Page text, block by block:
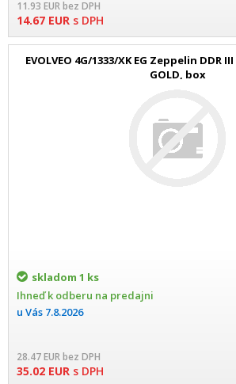
11.93 EURbez DPH
14.67 EUR s DPH
EVOLVEO 4G/1333/XK EG Zeppelin DDR III
GOLD, box
skladom 1 ks
Ihneď k odberu na predajni
u Vás 7.8.2026
28.47EURbez DPH
35.02 EUR s DPH